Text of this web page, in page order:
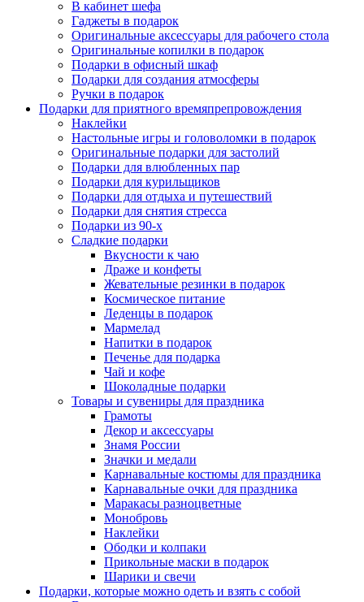
В кабинет шефа
Гаджеты в подарок
Оригинальные аксессуары для рабочего стола
Оригинальные копилки в подарок
Подарки в офисный шкаф
Подарки для создания атмосферы
Ручки в подарок
Подарки для приятного времяпрепровождения
Наклейки
Настольные игры и головоломки в подарок
Оригинальные подарки для застолий
Подарки для влюбленных пар
Подарки для курильщиков
Подарки для отдыха и путешествий
Подарки для снятия стресса
Подарки из 90-х
Сладкие подарки
Вкусности к чаю
Драже и конфеты
Жевательные резинки в подарок
Космическое питание
Леденцы в подарок
Мармелад
Напитки в подарок
Печенье для подарка
Чай и кофе
Шоколадные подарки
Товары и сувениры для праздника
Грамоты
Декор и аксессуары
Знамя России
Значки и медали
Карнавальные костюмы для праздника
Карнавальные очки для праздника
Маракасы разноцветные
Монобровь
Наклейки
Ободки и колпаки
Прикольные маски в подарок
Шарики и свечи
Подарки, которые можно одеть и взять с собой